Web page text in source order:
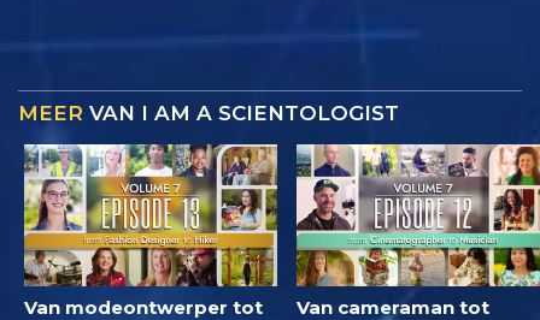
MEER VAN I AM A SCIENTOLOGIST
Van modeontwerper tot
Van cameraman tot